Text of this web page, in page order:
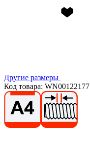
Другие размеры
Код товара: WN00122177